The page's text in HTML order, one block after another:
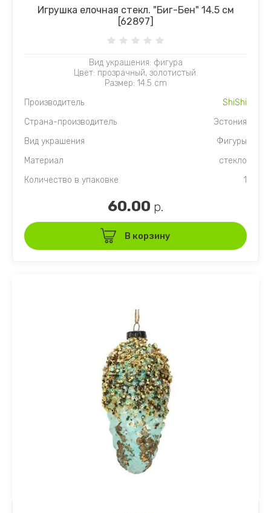
Игрушка елочная стекл. "Биг-Бен" 14.5 см
[62897]
Вид украшения: фигура
Цвет: прозрачный, золотистый.
Размер: 14.5 cm
Производитель
ShiShi
Страна-производитель
Эстония
Вид украшения
Фигуры
Материал
стекло
Количество в упаковке
1
60.00 р.
В корзину